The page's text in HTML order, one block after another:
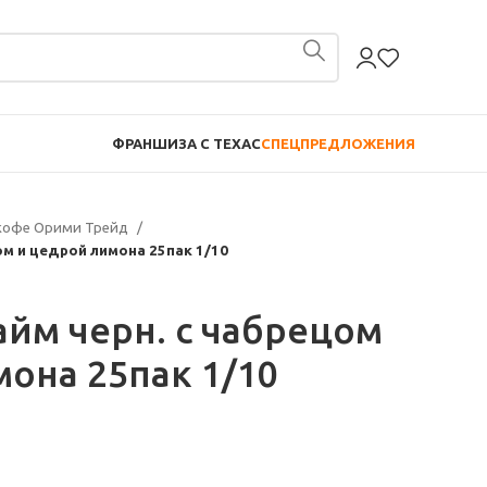
ФРАНШИЗА С TEXACСПЕЦПРЕДЛОЖЕНИЯ
Орими Трейд
и цедрой лимона 25пак 1/10
черн. с чабрецом
25пак 1/10